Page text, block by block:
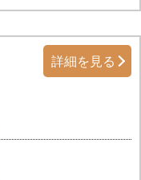
詳細を見る